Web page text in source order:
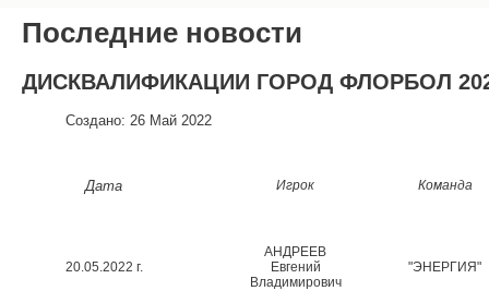
Последние новости
ДИСКВАЛИФИКАЦИИ ГОРОД ФЛОРБОЛ
Создано: 26 Май 2022
Дата Игрок Команда
20.05.2022 г.
АНДРЕЕВ
Евгений
Владимирович
"ЭНЕРГИЯ"